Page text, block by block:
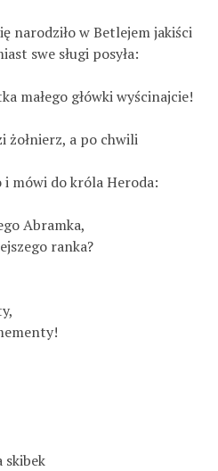
narodziło w Betlejem jakiści
swe sługi posyła:
małego główki wyścinajcie!
żołnierz, a po chwili
mówi do króla Heroda:
Abramka,
ranka?
skibek